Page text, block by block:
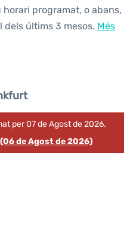
programat, o abans,
dels últims 3 mesos. Més
per 07 de Agost de 2026.
de Agost de 2026)